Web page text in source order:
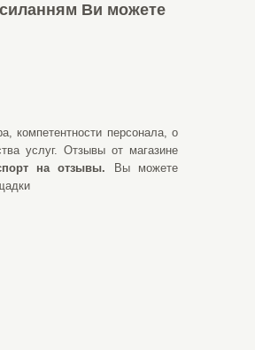
Ви можете
компетентности персонала, о
услуг. Отзывы от магазине
на отзывы. Вы можете